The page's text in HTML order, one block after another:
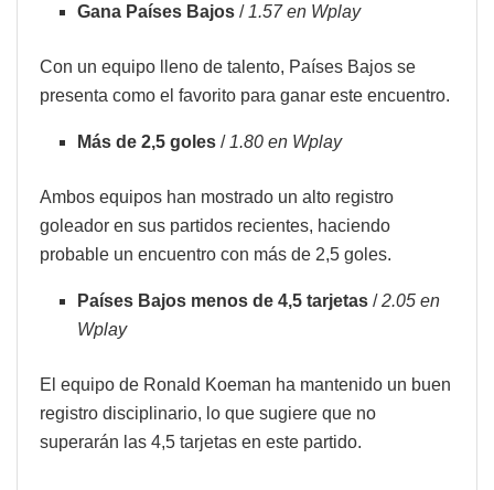
Gana Países Bajos/ 1.57 en Wplay
Con un equipo lleno de talento, Países Bajos se
presenta como el favorito para ganar este encuentro.
Más de 2,5 goles / 1.80 en Wplay
Ambos equipos han mostrado un alto registro
goleador en sus partidos recientes, haciendo
probable un encuentro con más de 2,5 goles.
Países Bajos menos de 4,5 tarjetas/2.05 en
Wplay
El equipo de Ronald Koeman ha mantenido un buen
registro disciplinario, lo que sugiere que no
superarán las 4,5 tarjetas en este partido.